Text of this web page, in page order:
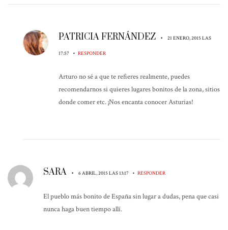
PATRICIA FERNÁNDEZ • 21 ENERO, 2015 LAS
17:57 • RESPONDER
Arturo no sé a que te refieres realmente, puedes
recomendarnos si quieres lugares bonitos de la zona, sitios
donde comer etc. ¡Nos encanta conocer Asturias!
SARA • 6 ABRIL, 2015 LAS 13:17 • RESPONDER
El pueblo más bonito de España sin lugar a dudas, pena que casi
nunca haga buen tiempo allí.